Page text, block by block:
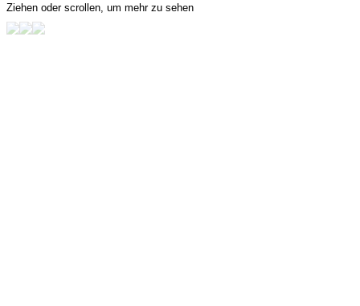
Ziehen oder scrollen, um mehr zu sehen